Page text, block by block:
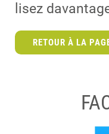
lisez
RETOUR À LA